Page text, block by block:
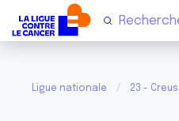
Ligue nationale 23 -